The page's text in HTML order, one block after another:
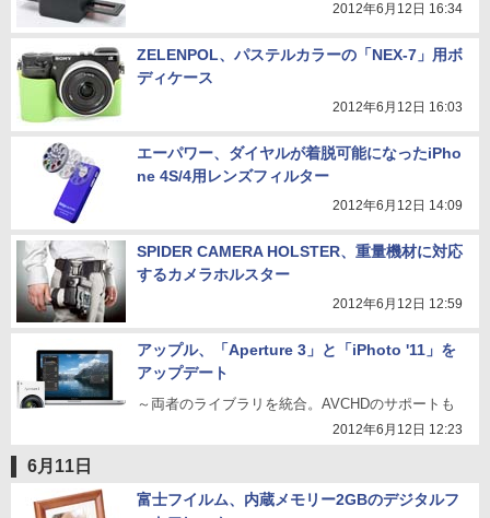
2012年6月12日 16:34
ZELENPOL、パステルカラーの「NEX-7」用ボ
ディケース
2012年6月12日 16:03
エーパワー、ダイヤルが着脱可能になったiPho
ne 4S/4用レンズフィルター
2012年6月12日 14:09
SPIDER CAMERA HOLSTER、重量機材に対応
するカメラホルスター
2012年6月12日 12:59
アップル、「Aperture 3」と「iPhoto '11」を
アップデート
～両者のライブラリを統合。AVCHDのサポートも
2012年6月12日 12:23
6月11日
富士フイルム、内蔵メモリー2GBのデジタルフ